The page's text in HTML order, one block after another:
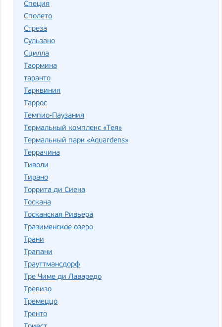
Специя
Сполето
Стреза
Сульзано
Сцилла
Таормина
таранто
Тарквиния
Таррос
Темпио-Паузания
Термальный комплекс «Тея»
Термальный парк «Aquardens»
Террачина
Тиволи
Тирано
Торрита ди Сиена
Тоскана
Тосканская Ривьера
Тразименское озеро
Трани
Трапани
Трауттмансдорф
Тре Чиме ди Лаваредо
Тревизо
Тремеццо
Тренто